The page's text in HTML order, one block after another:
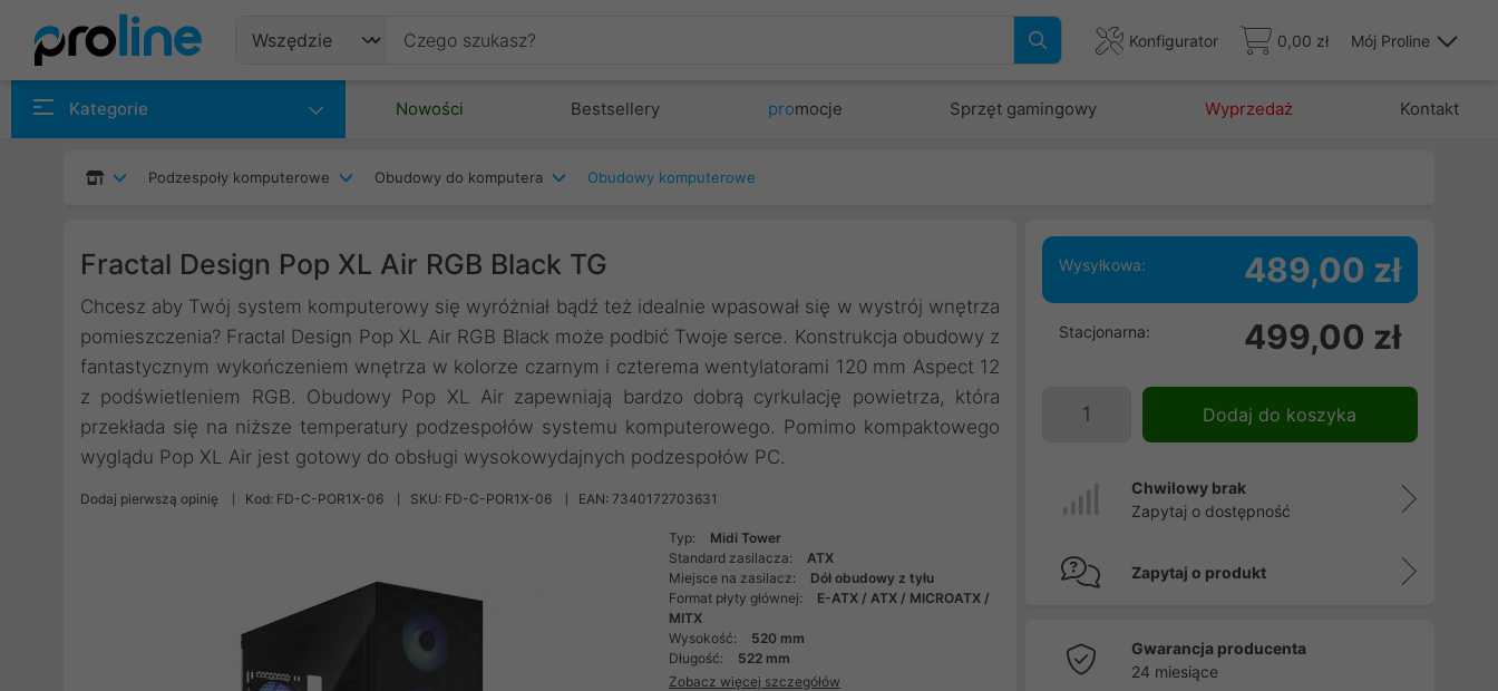
Konfigurator 0,00 zł Mój Proline
Kategorie Nowości Bestsellery promocje Sprzęt gamingowy Wyprzedaż Kontakt
Podzespoły komputerowe Obudowy do komputera Obudowy komputerowe
Fractal Design Pop XL Air RGB Black TG
Chcesz aby Twój system komputerowy się wyróżniał bądź też idealnie wpasował się w wystrój wnętrza
pomieszczenia? Fractal Design Pop XL Air RGB Black może podbić Twoje serce. Konstrukcja obudowy z
fantastycznym wykończeniem wnętrza w kolorze czarnym i czterema wentylatorami 120 mm Aspect 12
z podświetleniem RGB. Obudowy Pop XL Air zapewniają bardzo dobrą cyrkulację powietrza, która
przekłada się na niższe temperatury podzespołów systemu komputerowego. Pomimo kompaktowego
wyglądu Pop XL Air jest gotowy do obsługi wysokowydajnych podzespołów PC.
Dodaj pierwszą opinię Kod: FD-C-POR1X-06 SKU: FD-C-POR1X-06 EAN: 7340172703631
Typ:
Midi Tower
Standard zasilacza:
ATX
Miejsce na zasilacz:
Dół obudowy z tyłu
Format płyty głównej:
E-ATX / ATX / MICROATX /
MITX
Wysokość:
520 mm
Długość:
522 mm
Zobacz więcej szczegółów
Wysyłkowa: 489,00 zł
Stacjonarna: 499,00 zł
Dodaj do koszyka
Chwilowy brak
Zapytaj o dostępność
Zapytaj o produkt
Gwarancja producenta
24 miesiące